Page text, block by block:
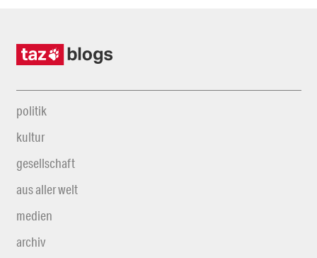
politik
kultur
gesellschaft
aus aller welt
medien
archiv